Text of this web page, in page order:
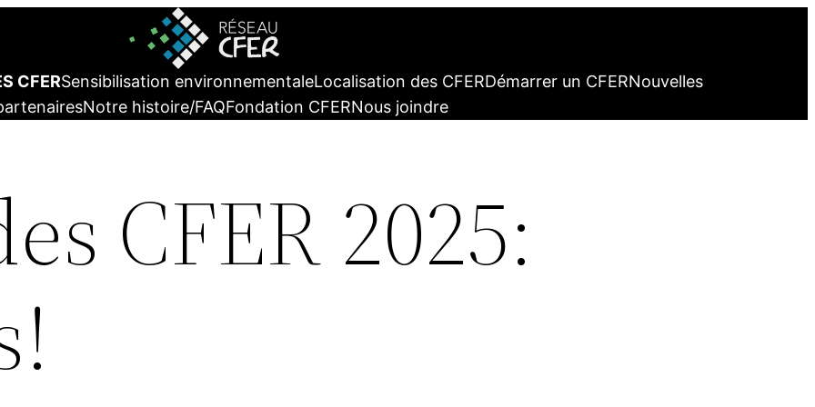
CFERSensibilisation environnementaleLocalisation des CFERDémarrer un CFERNouvelles
Notre histoire/FAQFondation CFERNous joindre
CFER 2025: